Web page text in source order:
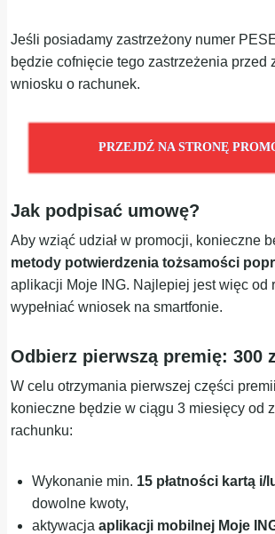
Jeśli posiadamy zastrzeżony numer
będzie cofnięcie tego zastrzeżenia przed
wniosku o rachunek.
PRZEJDŹ NA STRONĘ
Jak podpisać umowę?
Aby wziąć udział w promocji, konieczne
metody potwierdzenia tożsamości
aplikacji Moje ING. Najlepiej jest więc od
wypełniać wniosek na smartfonie.
Odbierz pierwszą premię: 300
W celu otrzymania pierwszej części
konieczne będzie w ciągu 3 miesięcy od
rachunku:
Wykonanie min. 15 płatności kartą i/
dowolne kwoty,
aktywacjaaplikacji mobilnej Moje